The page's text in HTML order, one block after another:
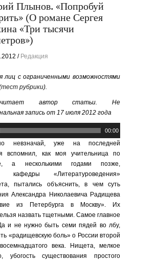
Плынов. «Попробуй
(О романе Сергея
«Три тысячи
/ Редакция
лиц с ограниченными возможностями
тест рубрики).
автор статьи. Не
запись от 17 июля 2012 года
00:00
невзначай, уже на последней
вспомнил, как моя учительница по
а несколькими годами позже,
кафедры «Литературоведения»
пытались объяснить, в чем суть
Александра Николаевича Радищева
из Петербурга в Москву». Их
назвать тщетными. Самое главное
и не нужно быть семи пядей во лбу,
«радищевскую боль» о России второй
века. Нищета, мелкое
убогость существования простого